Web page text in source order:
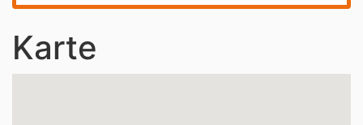
Karte